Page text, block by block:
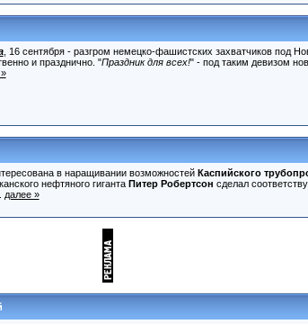
, 16 сентября - разгром немецко-фашистских захватчиков под
и празднично. "Праздник для всех!" - под таким девизом
в наращивании возможностей Каспийского
нефтяного гиганта Питер Робертсон сделал
далее »